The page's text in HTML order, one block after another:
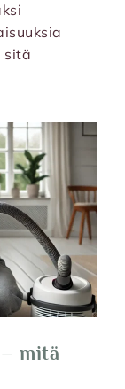
sitä
mitä